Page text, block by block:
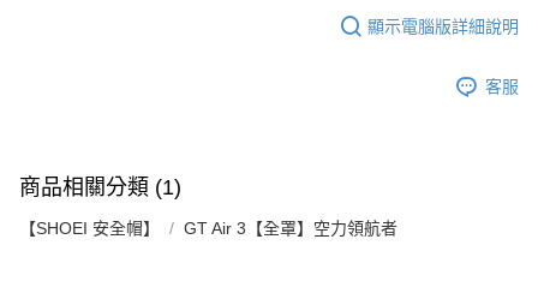
顯示電腦版詳細說明
客服
商品相關分類 (1)
【SHOEI 安全帽】 GT Air 3【全罩】空力領航者